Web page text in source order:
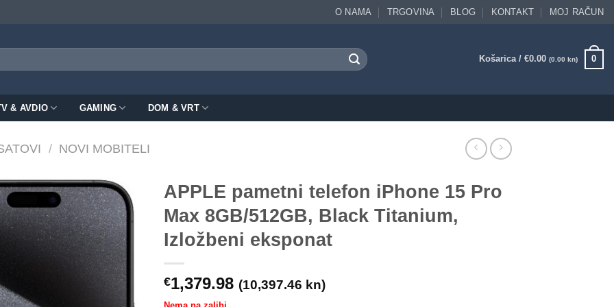
O NAMA TRGOVINA BLOG KONTAKT MOJ RAČUN
Košarica / €0.00 (0.00 kn) 0
& AVDIO GAMING DOM & VRT
/ NOVI MOBITELI
APPLE pametni telefon iPhone 15 Pro
Max 8GB/512GB, Black Titanium,
Izložbeni eksponat
€1,379.98 (10,397.46 kn)